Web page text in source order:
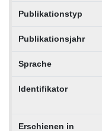
Publikationstyp
Publikationsjahr
Sprache
Identifikator
Erschienen in